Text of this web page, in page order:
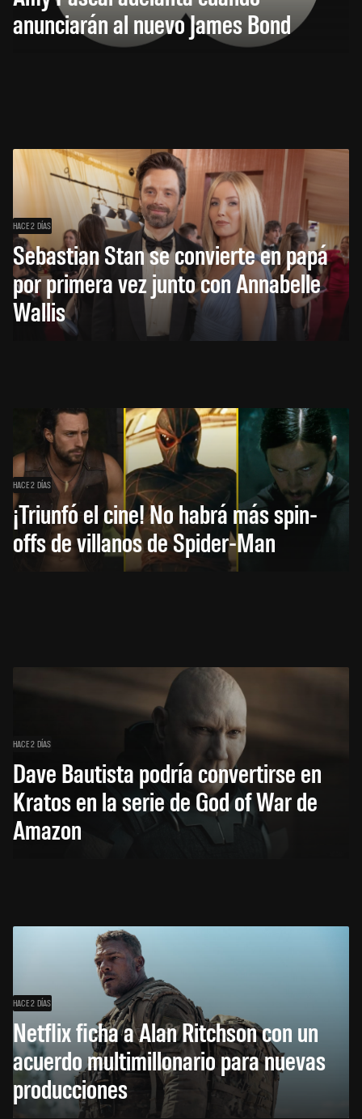
anunciarán al nuevo James Bond
HACE 2 DÍAS
Sebastian Stan se convierte en papá
por primera vez junto con Annabelle
Wallis
HACE 2 DÍAS
¡Triunfó el cine! No habrá más spin-
offs de villanos de Spider-Man
HACE 2 DÍAS
Dave Bautista podría convertirse en
Kratos en la serie de God of War de
Amazon
HACE 2 DÍAS
Netflix ficha a Alan Ritchson con un
acuerdo multimillonario para nuevas
producciones